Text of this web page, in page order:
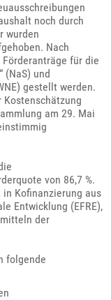
noch durch
wurden
Nach
für die
(NaS) und
gestellt werden.
am 29. Mai
von 86,7 %.
Kofinanzierung aus
Entwicklung (EFRE),
der
folgende